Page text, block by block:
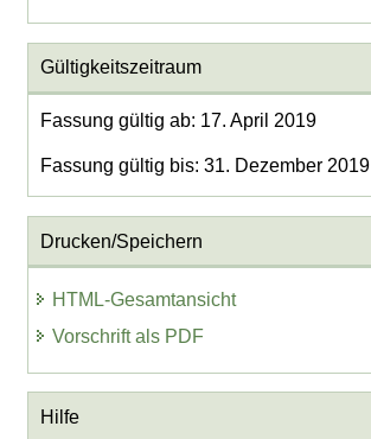
Gültigkeitszeitraum
Fassung gültig ab: 17. April 2019
Fassung gültig bis: 31. Dezember 2019
Drucken/Speichern
HTML-Gesamtansicht
Vorschrift als PDF
Hilfe